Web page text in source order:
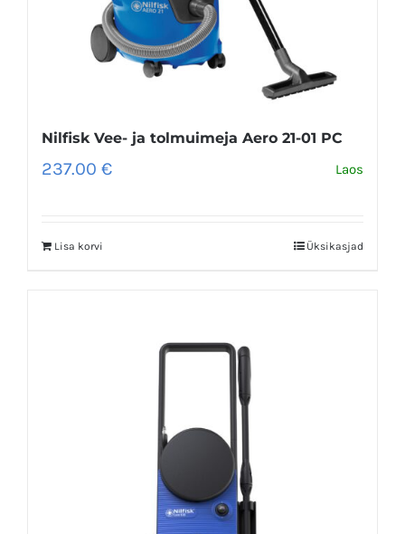
Nilfisk Vee- ja tolmuimeja Aero 21-01 PC
237.00 € Laos
Lisa korvi Üksikasjad